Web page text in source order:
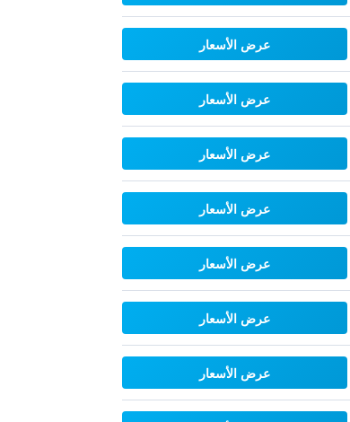
عرض الأسعار
عرض الأسعار
عرض الأسعار
عرض الأسعار
عرض الأسعار
عرض الأسعار
عرض الأسعار